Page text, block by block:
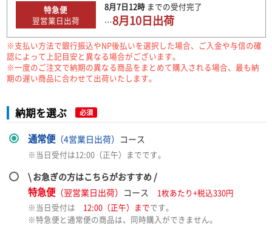
特急便
翌営業日出荷
8月7日12時までの受付完了
…8月10日出荷
※支払い方法で銀行振込やNP後払いを選択した場合、ご入金や与信の確
認によって上記目安と異なる場合がございます。
※一度のご注文で納期の異なる商品をまとめて購入される場合、最も納
期の遅い商品に合わせて出荷いたします。
納期を選ぶ 必須
通常便（4営業日出荷） コース
※当日受付は12:00（正午）までです。
\ お急ぎの方はこちらがおすすめ /
特急便（翌営業日出荷） コース
1枚あたり+税込330円
※当日受付は 12:00（正午）までです。
※特急便と通常便の商品は、同時購入ができません。